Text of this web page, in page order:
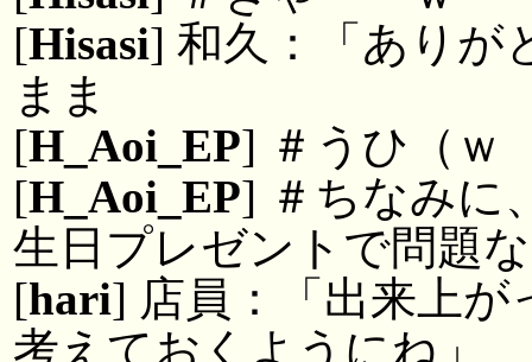
[Hisasi] 和久：「ありが
まま
[H_Aoi_EP] ＃うひ（ｗ
[H_Aoi_EP] ＃ちなみに
生日プレゼントで問題
[hari] 店員：「出来上
考えておくようにね」